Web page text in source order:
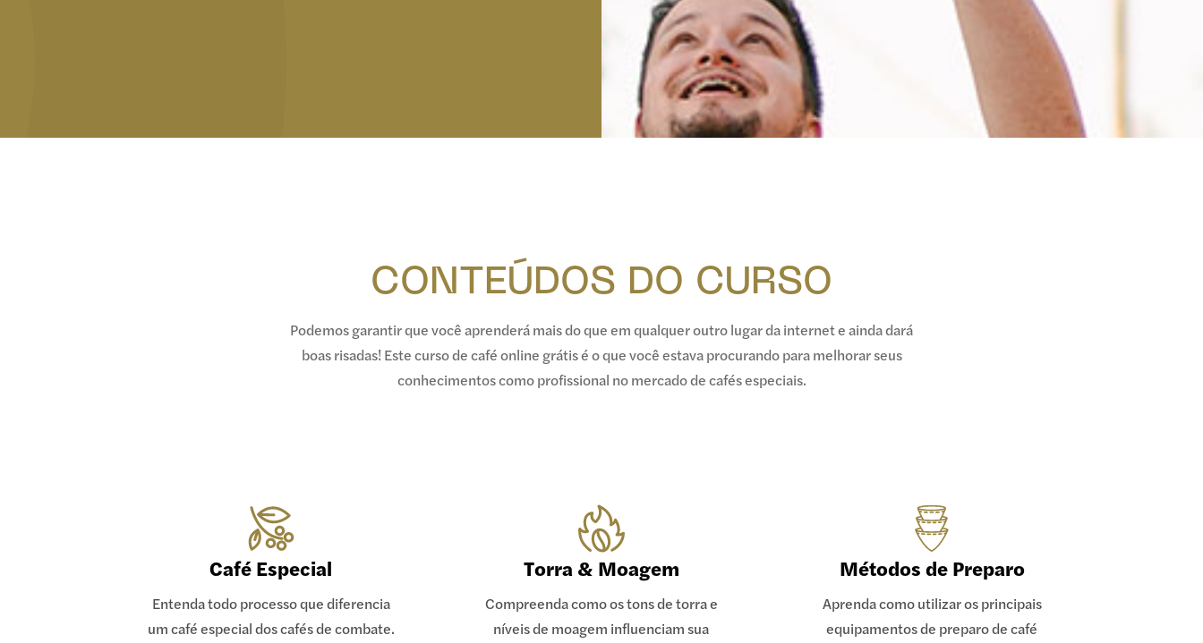
CONTEÚDOS DO CURSO
Podemos garantir que você aprenderá mais do que em qualquer outro lugar da internet e ainda dará
boas risadas! Este curso de café online grátis é o que você estava procurando para melhorar seus
conhecimentos como profissional no mercado de cafés especiais.
Café Especial
Entenda todo processo que diferencia
um café especial dos cafés de combate.
Torra & Moagem
Compreenda como os tons de torra e
níveis de moagem influenciam sua
Métodos de Preparo
Aprenda como utilizar os principais
equipamentos de preparo de café